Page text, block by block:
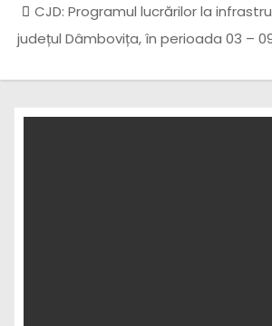
CJD: Programul lucrărilor la
județul Dâmbovița, în perioada 03 –